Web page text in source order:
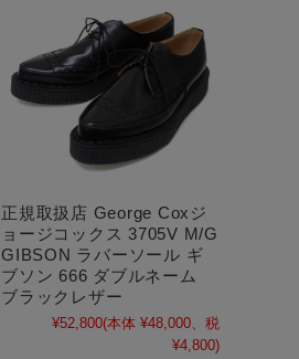
正規取扱店 George Coxジ
ョージコックス 3705V M/G
GIBSON ラバーソール ギ
ブソン 666 ダブルネーム
ブラックレザー
¥52,800(本体 ¥48,000、税
¥4,800)